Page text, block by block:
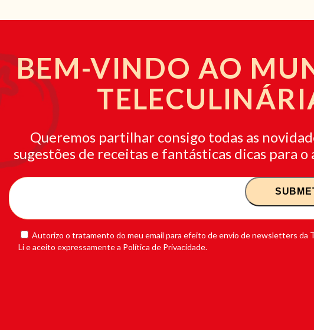
BEM-VINDO AO
Queremos partilhar consigo todas as
sugestões de receitas e fantásticas dicas para o
Autorizo o tratamento do meu email para efeito de envio de newsletters da
Li e aceito expressamente a Política de Privacidade.